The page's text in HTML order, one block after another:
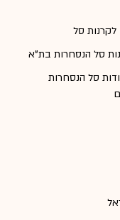
סל
סל הנסחרות בת"א
סל הנסחרות